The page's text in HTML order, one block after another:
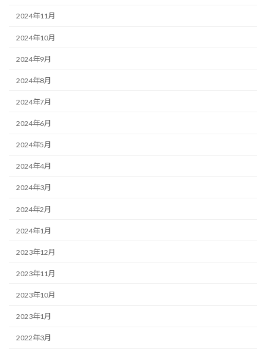
2024年11月
2024年10月
2024年9月
2024年8月
2024年7月
2024年6月
2024年5月
2024年4月
2024年3月
2024年2月
2024年1月
2023年12月
2023年11月
2023年10月
2023年1月
2022年3月